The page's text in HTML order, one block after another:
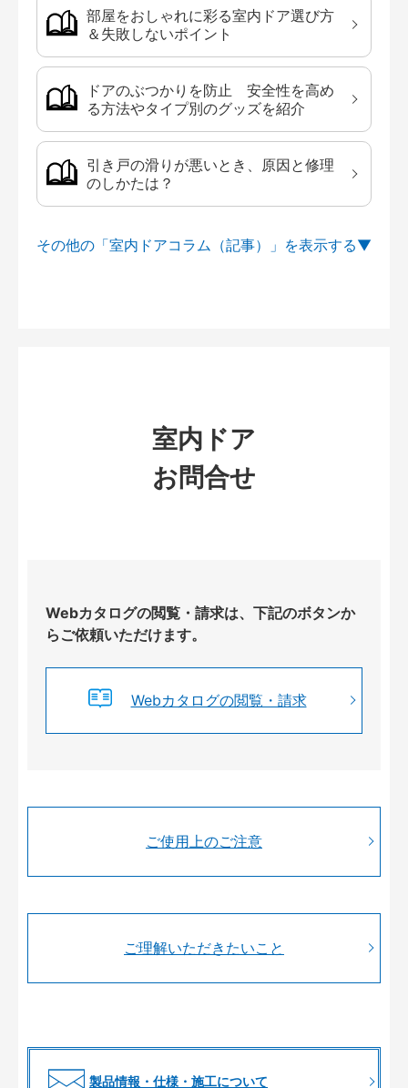
部屋をおしゃれに彩る室内ドア選び方
＆失敗しないポイント
ドアのぶつかりを防止 安全性を高め
る方法やタイプ別のグッズを紹介
引き戸の滑りが悪いとき、原因と修理
のしかたは？
その他の「室内ドアコラム（記事）」を
室内ドア
お問合せ
Webカタログの閲覧・請求は、下記のボタンか
らご依頼いただけます。
Webカタログの閲覧・請求
ご使用上のご注意
ご理解いただきたいこと
製品情報・仕様・施工について